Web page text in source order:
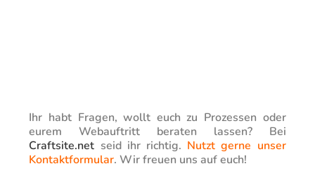
Ihr habt Fragen, wollt euch zu Prozessen oder
eurem Webauftritt beraten lassen? Bei
Craftsite.net seid ihr richtig. Nutzt gerne unser
Kontaktformular. Wir freuen uns auf euch!